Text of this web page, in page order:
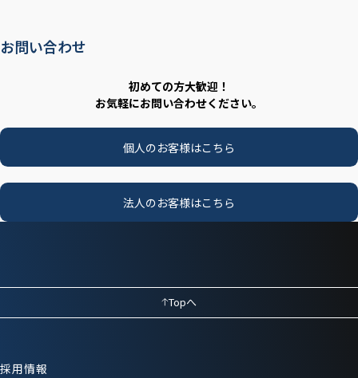
お問い合わせ
初めての方大歓迎！
お気軽にお問い合わせください。
個人のお客様はこちら
法人のお客様はこちら
Topへ
採用情報